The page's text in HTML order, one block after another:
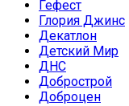
Гефест
Глория Джинс
Декатлон
Детский Мир
ДНС
Добрострой
Доброцен